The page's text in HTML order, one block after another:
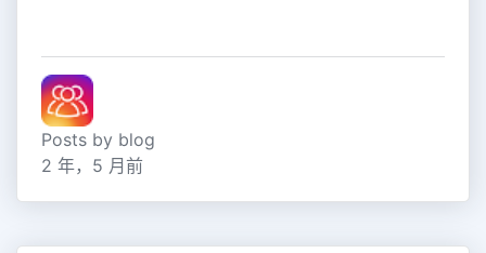
Posts by blog
2 年，5 月前